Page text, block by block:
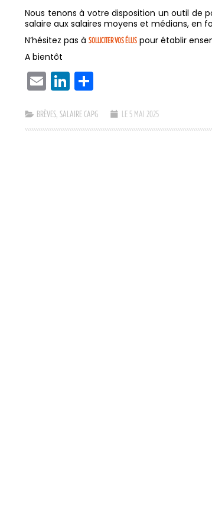
Nous tenons à votre disposition un outil de
salaire aux salaires moyens et médians, en
N’hésitez pas à SOLLICITER VOS ÉLUS pour établir
A bientôt
EMAIL LINKEDIN
BRÈVES SALAIRE CAPG LE 5 MAI 2025